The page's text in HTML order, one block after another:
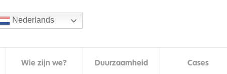
Nederlands
Wie zijn we? Duurzaamheid Cases